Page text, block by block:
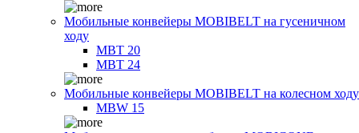
Мобильные конвейеры MOBIBELT на гусеничном
ходу
MBT 20
MBT 24
Мобильные конвейеры MOBIBELT на колесном ходу
MBW 15